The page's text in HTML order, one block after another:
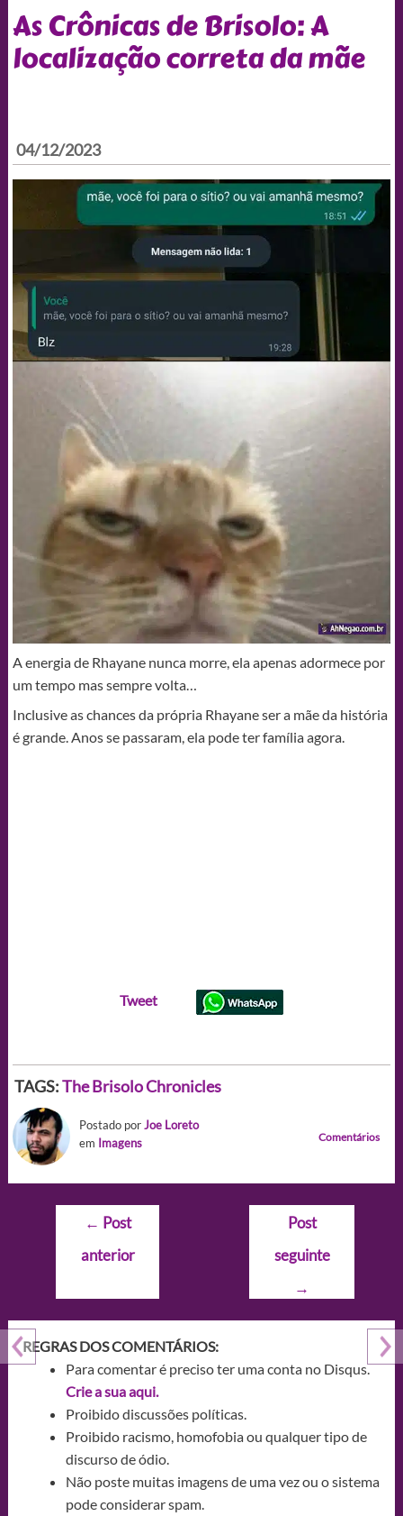
As Crônicas de Brisolo: A
localização correta da mãe
04/12/2023
A energia de Rhayane nunca morre, ela apenas adormece por
um tempo mas sempre volta…
Inclusive as chances da própria Rhayane ser a mãe da história
é grande. Anos se passaram, ela pode ter família agora.
Tweet
TAGS:The Brisolo Chronicles
Postado porJoe Loreto
em Imagens Comentários
Navegação
Post
← Post
anterior
Post
seguinte
→
REGRAS DOS COMENTÁRIOS:
Para comentar é preciso ter uma conta no Disqus.
Crie a sua aqui.
Proibido discussões políticas.
Proibido racismo, homofobia ou qualquer tipo de
discurso de ódio.
Não poste muitas imagens de uma vez ou o sistema
pode considerar spam.